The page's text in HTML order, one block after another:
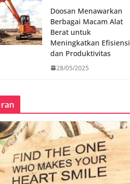
Doosan Menawarkan
Berbagai Macam Alat
Berat untuk
Meningkatkan Efisiensi
dan Produktivitas
28/05/2025